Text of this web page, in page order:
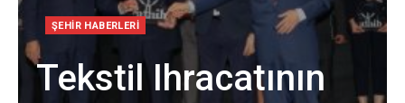
ŞEHIR HABERLERI
Tekstil Ihracatının